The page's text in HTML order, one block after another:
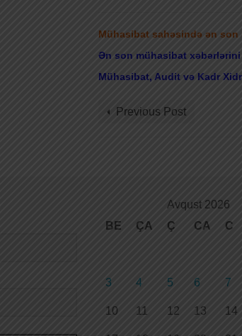
Mühasibat sahəsində ən
Ən son mühasibat
Mühasibat, Audit və Kadr
Previous Post
Avqust 2026
BE
ÇA Ç CA C
3 4 5 6 7
10 11 12 13 14